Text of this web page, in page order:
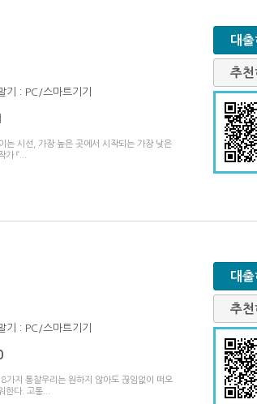
기 : PC/스마트기기
는 시선, 가장 높은 곳에서 시작되는 가장 낮은
『
대출
추천
기 : PC/스마트기기
가지 통찰우리는 원하지 않아도 끊임없이 떠오
한다. 고통
대출
추천